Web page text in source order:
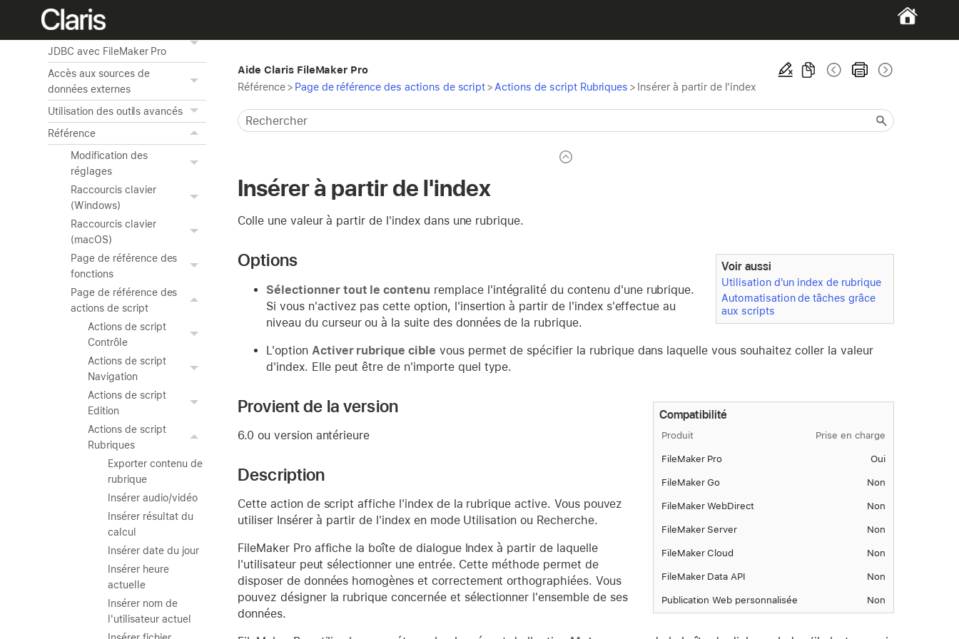
données sur le Web
JDBC avec FileMaker Pro
Accès aux sources de
données externes
Utilisation des outils avancés
Référence
Modification des
réglages
Raccourcis clavier
(Windows)
Raccourcis clavier
(macOS)
Page de référence des
fonctions
Page de référence des
actions de script
Actions de script
Contrôle
Actions de script
Navigation
Actions de script
Edition
Actions de script
Rubriques
Exporter contenu de
rubrique
Insérer audio/vidéo
Insérer résultat du
calcul
Insérer date du jour
Insérer heure
actuelle
Insérer nom de
l'utilisateur actuel
Aide Claris FileMaker Pro
Référence> Page de référence des actions de script> Actions de script Rubriques > Insérer à partir de l'index
Insérer à partir de l'index
Colle une valeur à partir de l'index dans une rubrique.
Voir aussi
Utilisation d'un index de rubrique
Automatisation de tâches grâce
aux scripts
Options
Sélectionner tout le contenu remplace l'intégralité du contenu d'une rubrique.
Si vous n'activez pas cette option, l'insertion à partir de l'index s'effectue au
niveau du curseur ou à la suite des données de la rubrique.
L'option Activer rubrique cible vous permet de spécifier la rubrique dans laquelle vous souhaitez coller la valeur
d'index. Elle peut être de n'importe quel type.
Compatibilité
Produit Prise en charge
FileMaker Pro Oui
FileMaker Go Non
FileMaker WebDirect Non
FileMaker Server Non
FileMaker Cloud Non
FileMaker Data API Non
Publication Web personnalisée Non
Provient de la version
6.0 ou version antérieure
Description
Cette action de script affiche l'index de la rubrique active. Vous pouvez
utiliser Insérer à partir de l'index en mode Utilisation ou Recherche.
FileMaker Pro affiche la boîte de dialogue Index à partir de laquelle
l'utilisateur peut sélectionner une entrée. Cette méthode permet de
disposer de données homogènes et correctement orthographiées. Vous
pouvez désigner la rubrique concernée et sélectionner l'ensemble de ses
données.